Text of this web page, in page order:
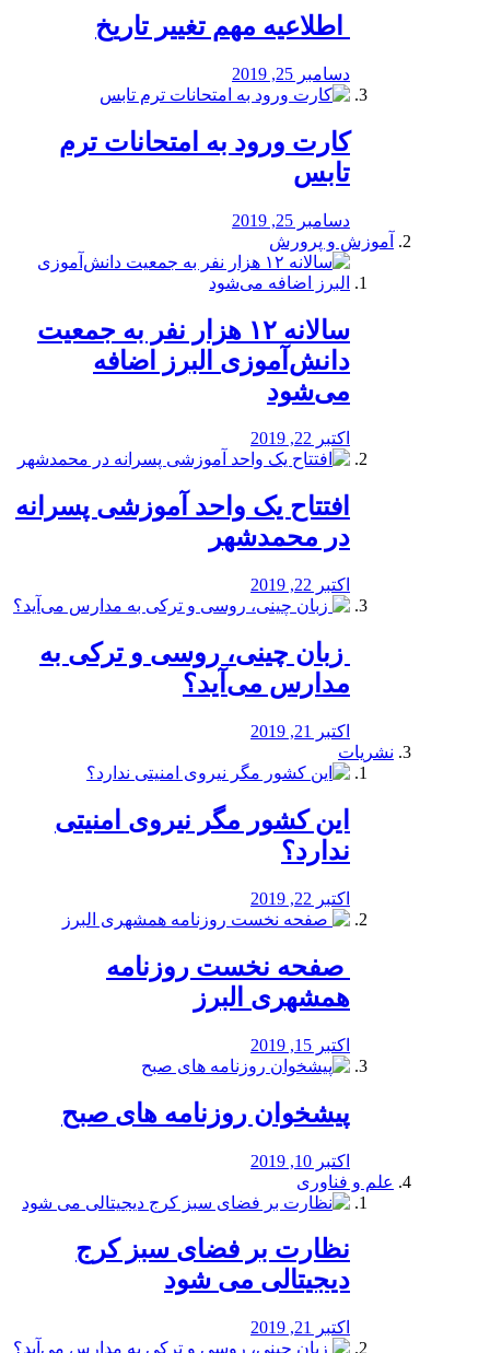
️ اطلاعیه مهم تغییر تاریخ
دسامبر 25, 2019
کارت ورود به امتحانات ترم
تابس
دسامبر 25, 2019
آموزش و پرورش
️سالانه ۱۲ هزار نفر به جمعیت
دانش‌آموزی البرز اضافه
می‌شود
اکتبر 22, 2019
افتتاح یک واحد آموزشی پسرانه
در محمدشهر
اکتبر 22, 2019
️ زبان چینی، روسی و ترکی به
مدارس می‌آید؟
اکتبر 21, 2019
نشریات
این کشور مگر نیروی امنیتی
ندارد؟
اکتبر 22, 2019
️ صفحه نخست روزنامه‌
همشهری البرز
اکتبر 15, 2019
پیشخوان روزنامه های صبح
اکتبر 10, 2019
علم و فناوری
نظارت بر فضای سبز کرج
دیجیتالی می شود
اکتبر 21, 2019